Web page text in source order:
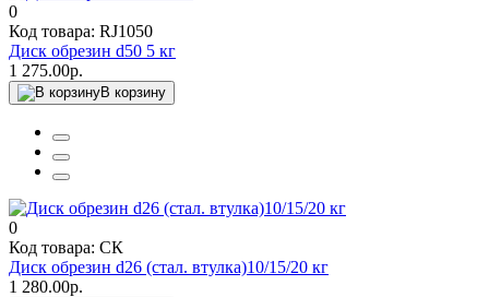
0
Код товара: RJ1050
Диск обрезин d50 5 кг
1 275.00р.
В корзину
0
Код товара: СК
Диск обрезин d26 (стал. втулка)10/15/20 кг
1 280.00р.